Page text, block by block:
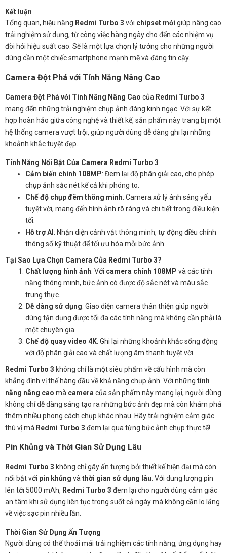
Kết luận
Tổng quan, hiệu năng Redmi Turbo 3 với chipset mới giúp nâng cao
trải nghiệm sử dụng, từ công việc hàng ngày cho đến các nhiệm vụ
đòi hỏi hiệu suất cao. Sẽ là một lựa chọn lý tưởng cho những người
dùng cần một chiếc smartphone mạnh mẽ và đáng tin cậy.
Camera Đột Phá với Tính Năng Nâng Cao
Camera Đột Phá với Tính Năng Nâng Cao của Redmi Turbo 3
mang đến những trải nghiệm chụp ảnh đáng kinh ngạc. Với sự kết
hợp hoàn hảo giữa công nghệ và thiết kế, sản phẩm này trang bị một
hệ thống camera vượt trội, giúp người dùng dễ dàng ghi lại những
khoảnh khắc tuyệt đẹp.
Tính Năng Nổi Bật Của Camera Redmi Turbo 3
Cảm biến chính 108MP: Đem lại độ phân giải cao, cho phép
chụp ảnh sắc nét kể cả khi phóng to.
Chế độ chụp đêm thông minh: Camera xử lý ánh sáng yếu
tuyệt vời, mang đến hình ảnh rõ ràng và chi tiết trong điều kiện
tối.
Hỗ trợ AI : Nhận diện cảnh vật thông minh, tự động điều chỉnh
thông số kỹ thuật để tối ưu hóa mỗi bức ảnh.
Tại Sao Lựa Chọn Camera Của Redmi Turbo 3?
Chất lượng hình ảnh: Với camera chính 108MP và các tính
năng thông minh, bức ảnh có được độ sắc nét và màu sắc
trung thực.
Dễ dàng sử dụng: Giao diện camera thân thiện giúp người
dùng tận dụng được tối đa các tính năng mà không cần phải là
một chuyên gia.
Chế độ quay video 4K: Ghi lại những khoảnh khắc sống động
với độ phân giải cao và chất lượng âm thanh tuyệt vời.
Redmi Turbo 3 không chỉ là một siêu phẩm về cấu hình mà còn
khẳng định vị thế hàng đầu về khả năng chụp ảnh. Với những tính
năng nâng cao mà camera của sản phẩm này mang lại, người dùng
không chỉ dễ dàng sáng tạo ra những bức ảnh đẹp mà còn khám phá
thêm nhiều phong cách chụp khác nhau. Hãy trải nghiệm cảm giác
thú vị mà Redmi Turbo 3 đem lại qua từng bức ảnh chụp thực tế!
Pin Khủng và Thời Gian Sử Dụng Lâu
Redmi Turbo 3 không chỉ gây ấn tượng bởi thiết kế hiện đại mà còn
nổi bật với pin khủng và thời gian sử dụng lâu . Với dung lượng pin
lên tới 5000 mAh, Redmi Turbo 3 đem lại cho người dùng cảm giác
an tâm khi sử dụng liên tục trong suốt cả ngày mà không cần lo lắng
về việc sạc pin nhiều lần.
Thời Gian Sử Dụng Ấn Tượng
Người dùng có thể thoải mái trải nghiệm các tính năng, ứng dụng hay